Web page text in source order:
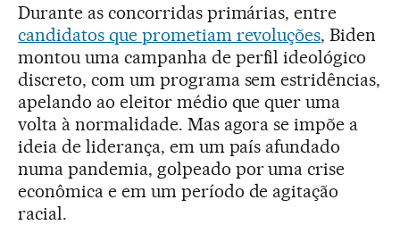
Durante as concorridas primárias, entre
candidatos que prometiam revoluções, Biden
montou uma campanha de perfil ideológico
discreto, com um programa sem estridências,
apelando ao eleitor médio que quer uma
volta à normalidade. Mas agora se impõe a
ideia de liderança, em um país afundado
numa pandemia, golpeado por uma crise
econômica e em um período de agitação
racial.